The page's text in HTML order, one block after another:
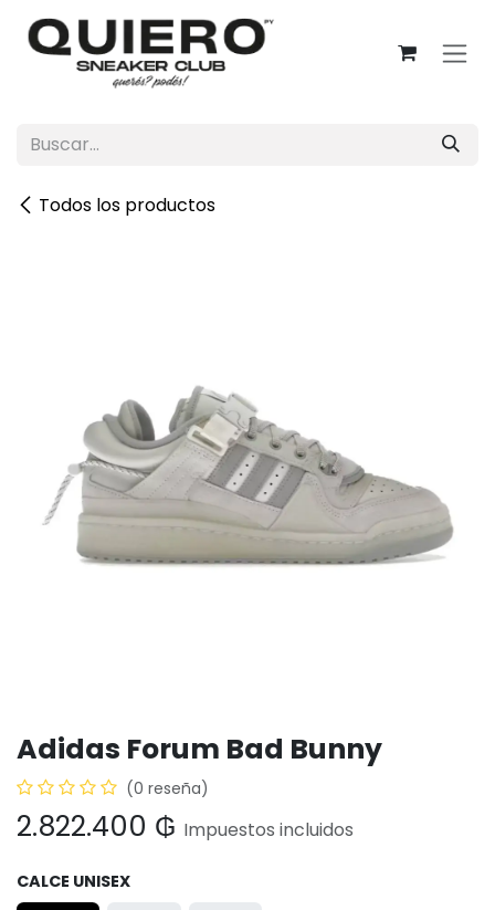
Ir al contenido
Todos los productos
Adidas Forum Bad Bunny
(0 reseña)
2.822.400 ₲ Impuestos incluidos
CALCE UNISEX